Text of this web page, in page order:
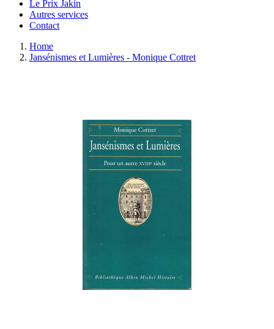
Le Prix Jakin
Autres services
Contact
Home
Jansénismes et Lumières - Monique Cottret